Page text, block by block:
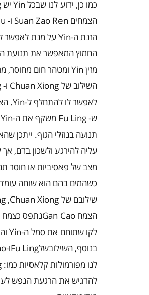
כמו כן, ידוע לנו שבכל Yin יש
הצמחים Suan Zao Ren ו-
הזנת ה-Yinעל מנת לאפשר
החמוץ המאפשר את תנועת
מזין Yin ומטהר חום מחוסר,
השילוב שלChuan Xiong ו-
לאפשר לו להתחלף ל-Yin
.
ש-Fu Ling משקף את ה-Yin
תנועה בנוזלי הגוף. ייתכן
עליה להירגע ולשכון בדם,
מצב של פאסיביות או חוסר
כשהמים בהם הוא שוחה
שילובם שלChuan Xiong
,
הצמח Gan Caoנתפס כצמח
לקו שתוחם את סמל ה-Yin
בנוסף, השילובשלFu Lingו-
לנו מפורמולות קלאסיות כמו:
להדגיש את הרגעת הנפש